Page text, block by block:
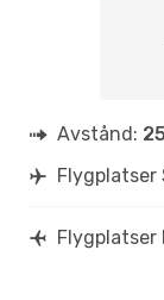
-
Aegean
Avstånd:
Flygplatser
Flygplatser